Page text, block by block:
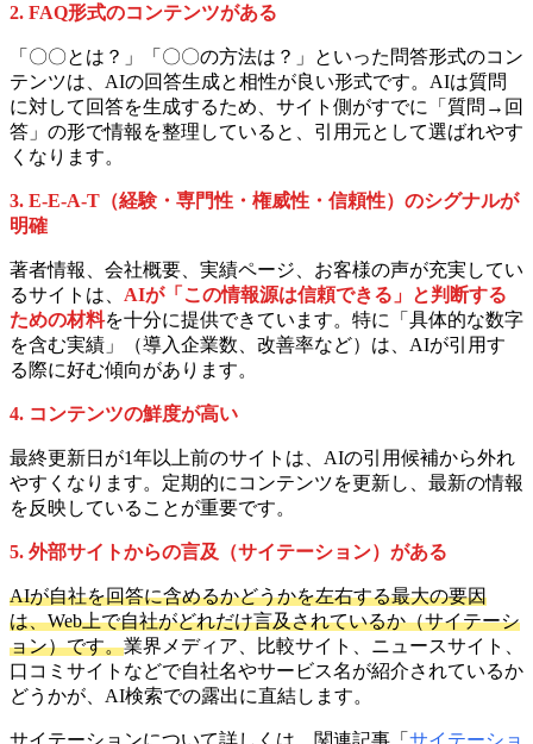
2. FAQ形式のコンテンツがある
「〇〇とは？」「〇〇の方法は？」といった問答形式のコン
テンツは、AIの回答生成と相性が良い形式です。AIは質問
に対して回答を生成するため、サイト側がすでに「質問→回
答」の形で情報を整理していると、引用元として選ばれやす
くなります。
3. E-E-A-T（経験・専門性・権威性・信頼性）のシグナルが
明確
著者情報、会社概要、実績ページ、お客様の声が充実してい
るサイトは、 AIが「この情報源は信頼できる」と判断する
ための材料を十分に提供できています。特に「具体的な数字
を含む実績」（導入企業数、改善率など）は、AIが引用す
る際に好む傾向があります。
4. コンテンツの鮮度が高い
最終更新日が1年以上前のサイトは、AIの引用候補から外れ
やすくなります。定期的にコンテンツを更新し、最新の情報
を反映していることが重要です。
5. 外部サイトからの言及（サイテーション）がある
AIが自社を回答に含めるかどうかを左右する最大の要因
は、Web上で自社がどれだけ言及されているか（サイテーシ
ョン）です。業界メディア、比較サイト、ニュースサイト、
口コミサイトなどで自社名やサービス名が紹介されているか
どうかが、AI検索での露出に直結します。
サイテーションについて詳しくは、関連記事「 サイテーショ